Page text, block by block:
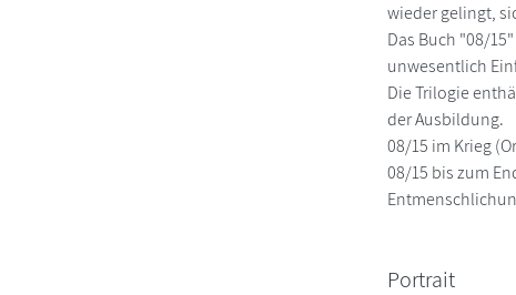
wieder gelingt,
Das Buch "08/
unwesentlich
Die Trilogie
der Ausbildung.
08/15 im Krieg
08/15 bis zum
Portrait